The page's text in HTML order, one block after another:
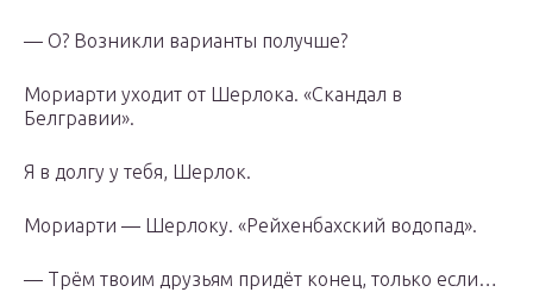
— О? Возникли варианты получше?
Мориарти уходит от Шерлока. «Скандал в
Белгравии».
Я в долгу у тебя, Шерлок.
Мориарти — Шерлоку. «Рейхенбахский водопад».
— Трём твоим друзьям придёт конец, только если…